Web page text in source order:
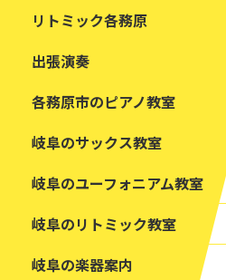
リトミック各務原
出張演奏
各務原市のピアノ教室
岐阜のサックス教室
岐阜のユーフォニアム教室
岐阜のリトミック教室
岐阜の楽器案内